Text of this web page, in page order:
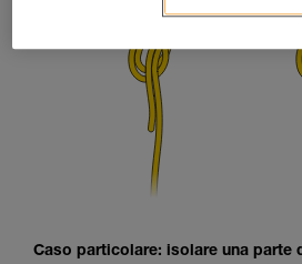
Caso particolare: isolare una parte